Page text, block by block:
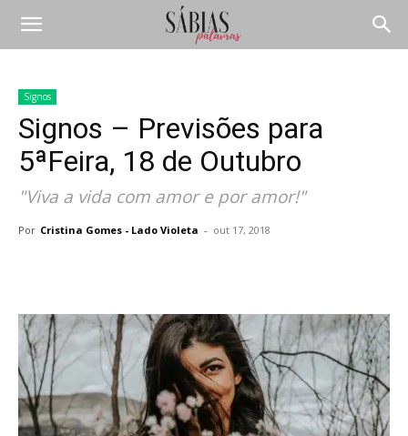
Signos
Signos – Previsões para
5ªFeira, 18 de Outubro
"Viva a vida com amor e por amor!"
Por Cristina Gomes - Lado Violeta - out 17, 2018